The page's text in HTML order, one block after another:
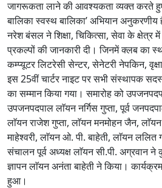
जागरूकता लाने की आवश्यकता व्यक्त करते
बालिका स्वस्थ बालिका’ अभियान
नरेश बंसल ने शिक्षा, चिकित्सा, सेवा के क्षेत्र
प्रकल्पों की जानकारी दी। जिनमें क्लब का
कम्प्यूटर लिटरेसी सेन्टर, सेनेटरी नेपकिन,
इस 25वीं चार्टर नाइट पर सभी संस्थापक
का सम्मान किया गया। समारोह को
उपजनपदपाल लाॅयन नर्गिस गुप्ता, पूर्व
लाॅयन राजेश गुप्ता, लाॅयन मनमोहन जैन,
माहेश्वरी, लाॅयन ओ. पी. बाहेती, लाॅयन ललित
संचालन पूर्व अध्यक्ष लाॅयन सी.पी. अग्रवान
ज्ञापन लाॅयन अनंता बाहेती ने किया।
हुआ।